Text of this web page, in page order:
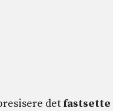
det fastsette